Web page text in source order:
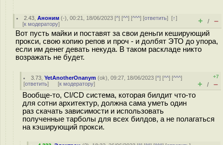
2.43 ,Аноним (-), 00:21, 18/06/2023 [^] [^^] [^^^] [ответить][↑]
[к модератору] + / –
Вот пусть майки и поставят за свои деньги кеширующий
прокси, свою копию репов и проч - и долбят ЭТО до упора,
если им денег девать некуда. В таком раскладе никто
возражать не будет.
3.73 ,YetAnotherOnanym (ok), 09:27, 18/06/2023 [^] [^^] [^^^]
[ответить] [к модератору]
+7
+ / –
Вообще-то, CI/CD система, которая билдит что-то
для сотни архитектур, должна сама уметь один
раз скачать зависимости и использовать
полученные тарболы для всех билдов, а не полагаться
на кэширующий прокси.